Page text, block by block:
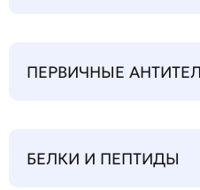
ПЕРВИЧНЫЕ
БЕЛКИ И ПЕПТИДЫ